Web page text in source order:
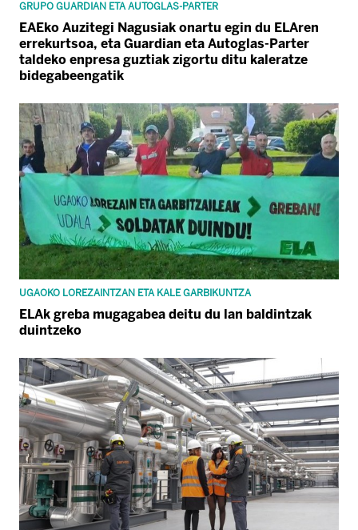
GRUPO GUARDIAN ETA AUTOGLAS-PARTER
EAEko Auzitegi Nagusiak onartu egin du ELAren
errekurtsoa, eta Guardian eta Autoglas-Parter
taldeko enpresa guztiak zigortu ditu kaleratze
bidegabeengatik
UGAOKO LOREZAINTZAN ETA KALE GARBIKUNTZA
ELAk greba mugagabea deitu du lan baldintzak
duintzeko